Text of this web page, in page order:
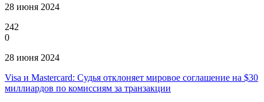
28 июня 2024
242
0
28 июня 2024
Visa и Mastercard: Судья отклоняет мировое соглашение на $30
миллиардов по комиссиям за транзакции